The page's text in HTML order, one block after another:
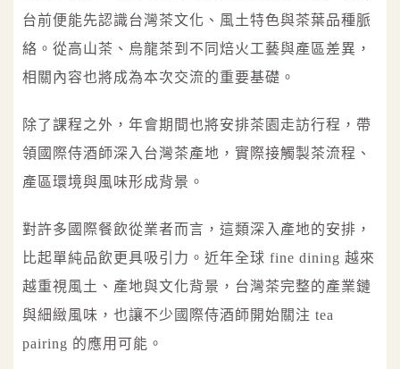
台前便能先認識台灣茶文化、風土特色與茶葉品種脈
絡。從高山茶、烏龍茶到不同焙火工藝與產區差異，
相關內容也將成為本次交流的重要基礎。
除了課程之外，年會期間也將安排茶園走訪行程，帶
領國際侍酒師深入台灣茶產地，實際接觸製茶流程、
產區環境與風味形成背景。
對許多國際餐飲從業者而言，這類深入產地的安排，
比起單純品飲更具吸引力。近年全球 fine dining 越來
越重視風土、產地與文化背景，台灣茶完整的產業鏈
與細緻風味，也讓不少國際侍酒師開始關注 tea
pairing 的應用可能。